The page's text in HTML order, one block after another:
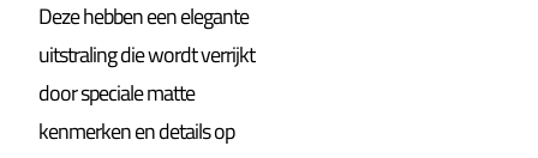
Deze hebben een elegante
uitstraling die wordt verrijkt
door speciale matte
kenmerken en details op